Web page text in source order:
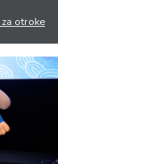
za otroke